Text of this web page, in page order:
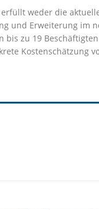
weder die
und Erweiterung im
zu 19
Kostenschätzung